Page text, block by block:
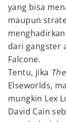
yang bisa
maupun
dari gangster
Falcone.
Tentu, jika
Elseworlds,
mungkin Lex
David Cain